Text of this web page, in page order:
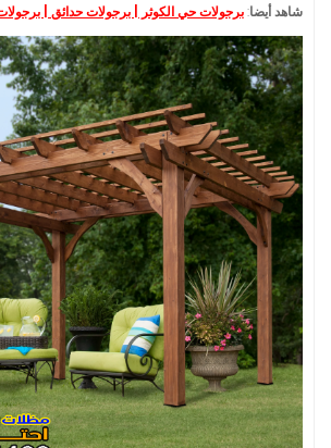
شاهد أيضا:برجولات حي الكوثر | برجولات حدائق |